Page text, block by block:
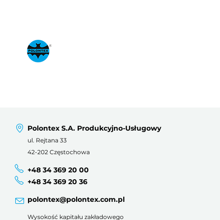
Polontex S.A. Produkcyjno-Usługowy
ul. Rejtana 33
42-202 Częstochowa
+48 34 369 20 00
+48 34 369 20 36
polontex@polontex.com.pl
Wysokość kapitału zakładowego